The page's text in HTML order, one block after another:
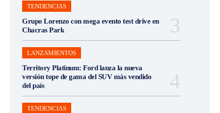
TENDENCIAS
Grupo Lorenzo con mega evento test drive en
Chacras Park
LANZAMIENTOS
Territory Platinum: Ford lanza la nueva
versión tope de gama del SUV más vendido
del país
TENDENCIAS